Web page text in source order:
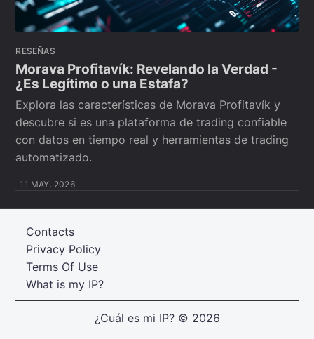
RESEÑAS
Morava Profitavík: Revelando la Verdad -
¿Es Legítimo o una Estafa?
Explora las características de Morava Profitavík y
descubre si es una plataforma de trading confiable
con datos en tiempo real y herramientas de trading
automatizado.
11 MAY. 2026
What is my IP?
Terms Of Use
Privacy Policy
Contacts
¿Cuál es mi IP?© 2026